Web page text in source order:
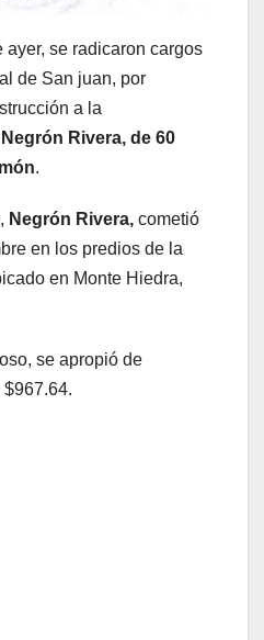
ayer, se radicaron cargos
de San juan, por
a la
Rivera, de 60
.
Negrón Rivera, cometió
en los predios de la
en Monte Hiedra,
se apropió de